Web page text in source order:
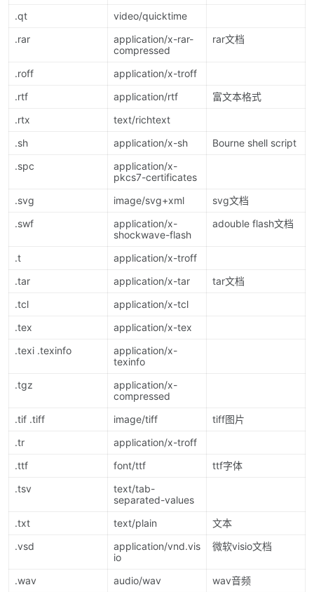
.qt
video/quicktime
.rar
application/x-rar-
compressed
rar文档
.roff
application/x-troff
.rtf
application/rtf
富文本格式
.rtx
text/richtext
.sh
application/x-sh
Bourne shell script
.spc
application/x-
pkcs7-certificates
.svg
image/svg+xml
svg文档
.swf
application/x-
shockwave-flash
adouble flash文档
.t
application/x-troff
.tar
application/x-tar
tar文档
.tcl
application/x-tcl
.tex
application/x-tex
.texi .texinfo
application/x-
texinfo
.tgz
application/x-
compressed
.tif .tiff
image/tiff
tiff图片
.tr
application/x-troff
.ttf
font/ttf
ttf字体
.tsv
text/tab-
separated-values
.txt
text/plain
文本
.vsd
application/vnd.vis
io
微软visio文档
.wav audio/wav
wav音频